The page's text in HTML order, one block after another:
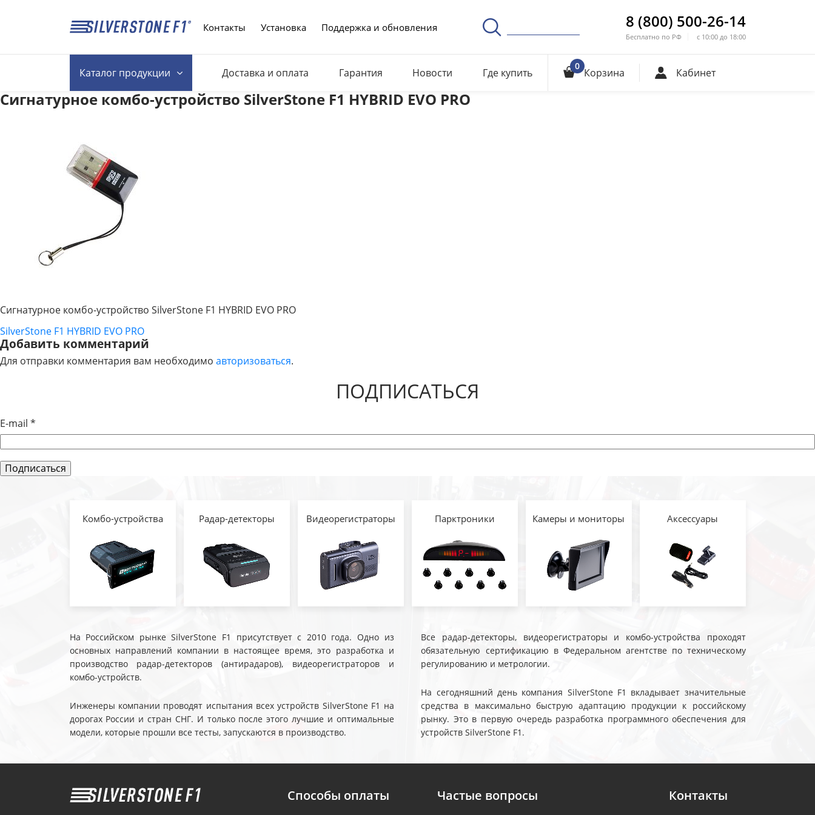
Контакты Установка Поддержка и обновления 8 (800) 500-26-14
Бесплатно по РФ с 10:00 до 18:00
Каталогпродукции Доставка и оплата Гарантия Новости Где купить 0 Корзина Кабинет
Сигнатурное комбо-устройство SilverStone F1 HYBRID EVO PRO
Сигнатурное комбо-устройство SilverStone F1 HYBRID EVO PRO
НАВИГАЦИЯ
ПО
SilverStone F1 HYBRID EVO PRO
Добавить комментарий
Для отправки комментария вам необходимо авторизоваться.
ПОДПИСАТЬСЯ
E-mail *
Комбо-устройства Радар-детекторы Видеорегистраторы Парктроники Камеры и мониторы Аксессуары
На Российском рынке SilverStone F1 присутствует с 2010 года. Одно из
основных направлений компании в настоящее время, это разработка и
производство радар-детекторов (антирадаров), видеорегистраторов и
комбо-устройств.
Инженеры компании проводят испытания всех устройств SilverStone F1 на
дорогах России и стран СНГ. И только после этого лучшие и оптимальные
модели, которые прошли все тесты, запускаются в производство.
Все радар-детекторы, видеорегистраторы и комбо-устройства проходят
обязательную сертификацию в Федеральном агентстве по техническому
регулированию и метрологии.
На сегодняшний день компания SilverStone F1 вкладывает значительные
средства в максимально быструю адаптацию продукции к российскому
рынку. Это в первую очередь разработка программного обеспечения для
устройств SilverStone F1.
Способы оплаты Частые вопросы Контакты